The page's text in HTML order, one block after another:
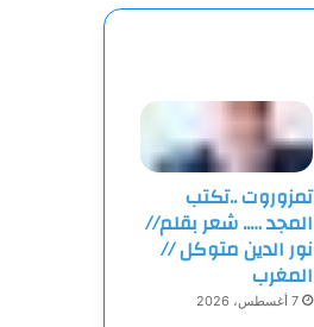
تمزوروت ..تكتب
المجد ….. شعر بقلم//
نور الدين متوكل //
المغرب
7 أغسطس، 2026